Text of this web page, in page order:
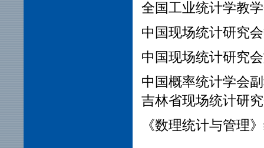
全国工业统计学教
中国现场统计研究
中国现场统计研究
中国概率统计学会
吉林省现场统计研
《数理统计与管理